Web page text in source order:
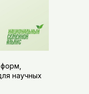
научных